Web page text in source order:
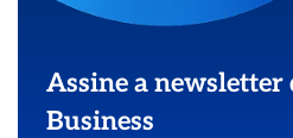
Assine a newsletter
Business